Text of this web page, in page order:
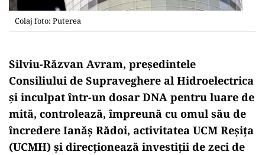
Colaj foto: Puterea
Silviu-Răzvan Avram, președintele
Consiliului de Supraveghere al Hidroelectrica
și inculpat într-un dosar DNA pentru luare de
mită, controlează, împreună cu omul său de
încredere Ianăș Rădoi, activitatea UCM Reșița
(UCMH) și direcționează investiții de zeci de